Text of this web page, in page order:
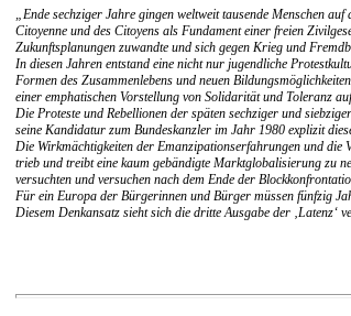
„Ende sechziger Jahre gingen weltweit tausende Menschen
Citoyenne und des Citoyens als Fundament einer freien
Zukunftsplanungen zuwandte und sich gegen Krieg und
In diesen Jahren entstand eine nicht nur jugendliche
Formen des Zusammenlebens und neuen
einer emphatischen Vorstellung von Solidarität und Toleranz
Die Proteste und Rebellionen der späten sechziger und
seine Kandidatur zum Bundeskanzler im Jahr 1980 explizit
Die Wirkmächtigkeiten der Emanzipationserfahrungen und
trieb und treibt eine kaum gebändigte Marktglobalisierung zu
versuchten und versuchen nach dem Ende der
Für ein Europa der Bürgerinnen und Bürger müssen fünfzig
Diesem Denkansatz sieht sich die dritte Ausgabe der ‚Latenz‘